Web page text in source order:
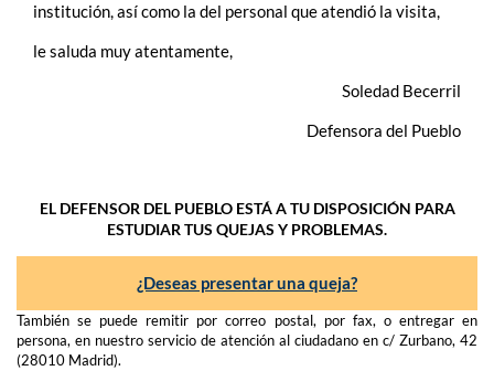
institución, así como la del personal que atendió la visita,
le saluda muy atentamente,
Soledad Becerril
Defensora del Pueblo
EL DEFENSOR DEL PUEBLO ESTÁ A TU DISPOSICIÓN PARA
ESTUDIAR TUS QUEJAS Y PROBLEMAS.
¿Deseas presentar una queja?
También se puede remitir por correo postal, por fax, o entregar en
persona, en nuestro servicio de atención al ciudadano en c/ Zurbano, 42
(28010 Madrid).